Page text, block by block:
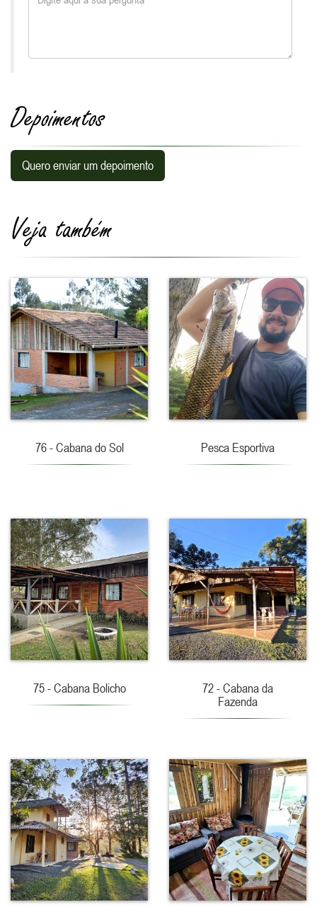
Depoimentos
Quero enviar um depoimento
Veja também
76 - Cabana do Sol Pesca Esportiva
75 - Cabana Bolicho
72 - Cabana da
Fazenda